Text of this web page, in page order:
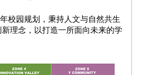
校园规划，秉持人文与自然共生
理念，以打造一所面向未来的学